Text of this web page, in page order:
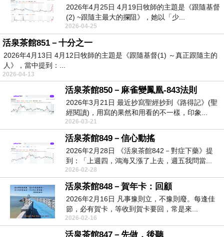
2026年4月25日 4月19日牧師的主題是《跟隨基督
(2) ~跟隨主最大的攔阻》，她以「少...
2026-04-25
活泉茶館851－十分之一
2026年4月13日 4月12日牧師的主題是《跟隨基督(1) ～真正跟隨主的
人》，當中提到：...
2026-04-13
活泉茶館850－麻雀變鳳凰-843法則
2026年3月21日 最近抄寫聖經抄到《路得記》(聖
經閱讀)，用寫的果然和用看的不一樣，印象...
2026-03-21
活泉茶館849－信心動搖
2026年2月28日 《活泉茶館842－對症下藥》提
到：「上週四，鴻海又漲了上去，週五我問當...
2026-02-28
活泉茶館848－賀年卡：回顧
2026年2月16日 凡事豫則立，不豫則廢。每逢佳
節，必有賀卡，等收到賀卡要回，常是來...
2026-02-16
活泉茶館847－先做，後聽